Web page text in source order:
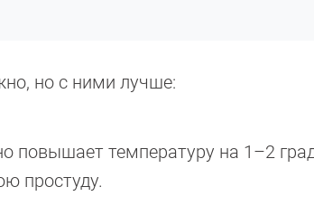
но с ними лучше:
повышает температуру на 1–2
простуду.